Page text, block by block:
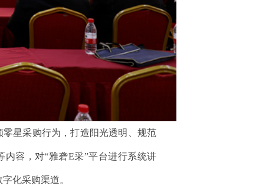
星采购行为，打造阳光透明、规范
容，对“雅砻E采”平台进行系统讲
化采购渠道。